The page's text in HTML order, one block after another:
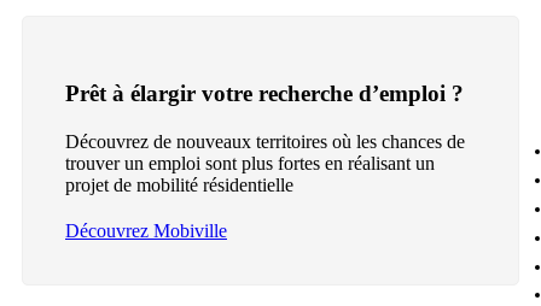
Prêt à élargir votre recherche d’emploi ?
Découvrez de nouveaux territoires où les chances de
trouver un emploi sont plus fortes en réalisant un
projet de mobilité résidentielle
Découvrez Mobiville